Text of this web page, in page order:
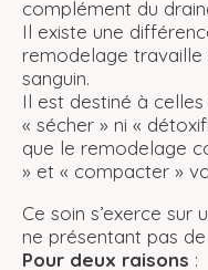
complément du
Il existe une
remodelage
sanguin.
Il est destiné à
« sécher » ni «
que le remodelage
» et « compacter »
Ce soin s’exerce sur
ne présentant pas
Pour deux raisons :